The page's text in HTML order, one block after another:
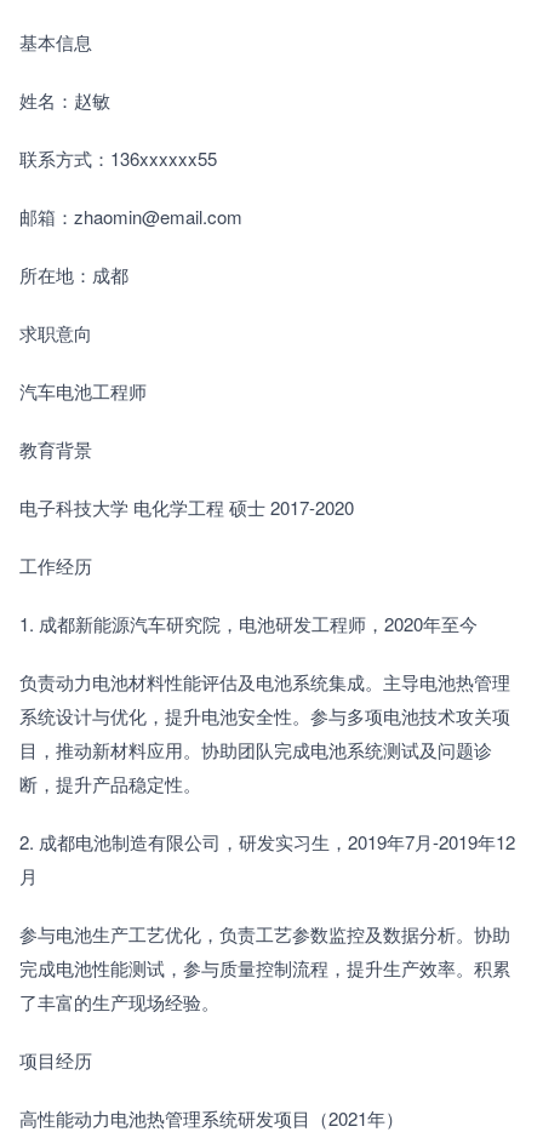
基本信息
姓名：赵敏
联系方式：136xxxxxx55
邮箱：zhaomin@email.com
所在地：成都
求职意向
汽车电池工程师
教育背景
电子科技大学 电化学工程 硕士 2017-2020
工作经历
1. 成都新能源汽车研究院，电池研发工程师，2020年至今
负责动力电池材料性能评估及电池系统集成。主导电池热管理
系统设计与优化，提升电池安全性。参与多项电池技术攻关项
目，推动新材料应用。协助团队完成电池系统测试及问题诊
断，提升产品稳定性。
2. 成都电池制造有限公司，研发实习生，2019年7月-2019年12
月
参与电池生产工艺优化，负责工艺参数监控及数据分析。协助
完成电池性能测试，参与质量控制流程，提升生产效率。积累
了丰富的生产现场经验。
项目经历
高性能动力电池热管理系统研发项目（2021年）